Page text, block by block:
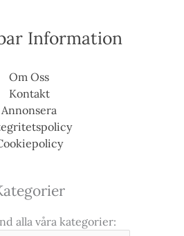
Information
Om Oss
Kontakt
Annonsera
alla våra kategorier: